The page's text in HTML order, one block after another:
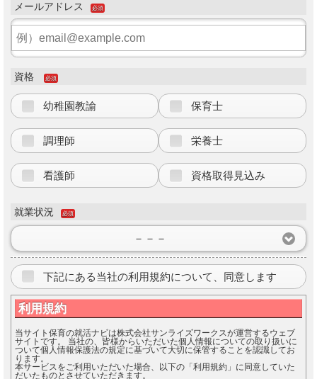
メールアドレス 必須
資格 必須
幼稚園教諭 保育士
調理師 栄養士
看護師 資格取得見込み
就業状況 必須
－－－
下記にある当社の利用規約について、同意します
利用規約
当サイト保育の就活ナビは株式会社サンライズワークスが運営するウェブ
サイトです。 当社の、皆様からいただいた個人情報についての取り扱いに
ついて個人情報保護法の規定に基づいて大切に保管することを認識してお
ります。
本サービスをご利用いただいた場合、以下の「利用規約」に同意していた
だいたものとさせていただきます。